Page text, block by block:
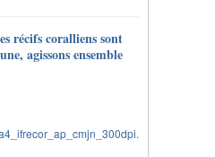
récifs coralliens sont
agissons ensemble